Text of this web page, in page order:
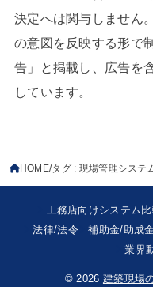
決定へは関与しません
の意図を反映する形で
告」と掲載し、広告を
しています。
HOME タグ : 現場管理システ
工務店向けシステム
法律/法令
補助金/助成
業界
© 2026 建築現場